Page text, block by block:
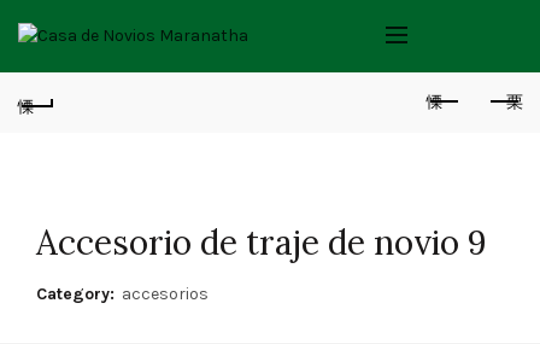
Accesorio de traje de novio 9
Category: accesorios